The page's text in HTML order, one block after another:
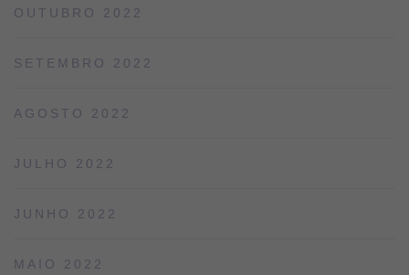
OUTUBRO 2022
SETEMBRO 2022
AGOSTO 2022
JULHO 2022
JUNHO 2022
MAIO 2022